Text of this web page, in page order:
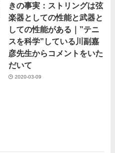
きの事実：ストリングは弦
楽器としての性能と武器と
しての性能がある｜”テニ
スを科学”している川副嘉
彦先生からコメントをいた
だいて
2020-03-09